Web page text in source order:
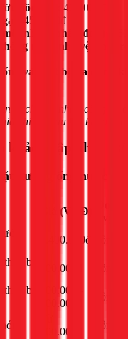
bồn cầu:
400.000đ
450.000đ
một nhấn (nhấn đơn):
nước nhà vệ sinh
và thiết bị gia dụng
là chi phí nhân công và
giá chi tiết sau khi khảo sát
khảo (Cập nhật 03/
đường ống nước
Giá (VNĐ)
1.400.000đ công
thiết bị
200.000đ công
thiết bị
200.000 -
600.000đ
công
200.000đ
công